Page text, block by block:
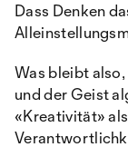
Dass Denken
Was bleibt
und der Geist
«Kreativität»